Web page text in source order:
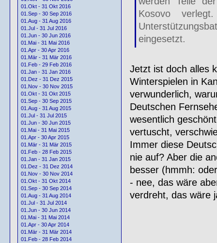
01.Okt - 31 Okt 2016
01.Sep - 30 Sep 2016
01.Aug - 31 Aug 2016
01.Jul - 31 Jul 2016
01.Jun - 30 Jun 2016
01.Mai - 31 Mai 2016
01.Apr - 30 Apr 2016
01.Mär - 31 Mär 2016
01.Feb - 29 Feb 2016
01.Jan - 31 Jan 2016
01.Dez - 31 Dez 2015
01.Nov - 30 Nov 2015
01.Okt - 31 Okt 2015
01.Sep - 30 Sep 2015
01.Aug - 31 Aug 2015
01.Jul - 31 Jul 2015
01.Jun - 30 Jun 2015
01.Mai - 31 Mai 2015
01.Apr - 30 Apr 2015
01.Mär - 31 Mär 2015
01.Feb - 28 Feb 2015
01.Jan - 31 Jan 2015
01.Dez - 31 Dez 2014
01.Nov - 30 Nov 2014
01.Okt - 31 Okt 2014
01.Sep - 30 Sep 2014
01.Aug - 31 Aug 2014
01.Jul - 31 Jul 2014
01.Jun - 30 Jun 2014
01.Mai - 31 Mai 2014
01.Apr - 30 Apr 2014
01.Mär - 31 Mär 2014
01.Feb - 28 Feb 2014
Kosovo
eingesetzt.
Jetzt ist doch alles
Winterspielen in
verwunderlich,
Deutschen
wesentlich
vertuscht,
Immer diese
nie auf? Aber die
besser (hmmh:
- nee, das wäre
verdreht, das wäre